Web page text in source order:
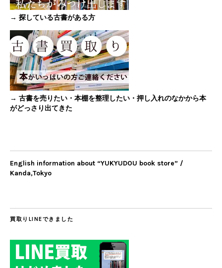
→ 探している古書がある方
→ 古書を売りたい・本棚を整理したい・押し入れのなかから本
がどっさり出てきた
English information about “YUKYUDOU book store” /
Kanda,Tokyo
買取りLINEできました